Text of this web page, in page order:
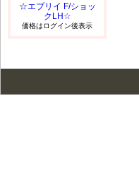
☆エブリイ F/ショッ
クLH☆
価格はログイン後表示